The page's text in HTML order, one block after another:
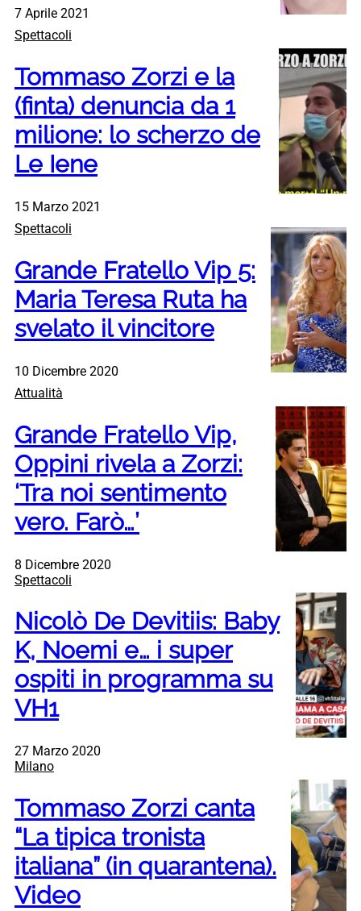
7 Aprile 2021
Spettacoli
Tommaso Zorzi e la
(finta) denuncia da 1
milione: lo scherzo de
Le Iene
15 Marzo 2021
Spettacoli
Grande Fratello Vip 5:
Maria Teresa Ruta ha
svelato il vincitore
10 Dicembre 2020
Attualità
Grande Fratello Vip,
Oppini rivela a Zorzi:
‘Tra noi sentimento
vero. Farò…’
8 Dicembre 2020
Spettacoli
Nicolò De Devitiis: Baby
K, Noemi e… i super
ospiti in programma su
VH1
27 Marzo 2020
Milano
Tommaso Zorzi canta
“La tipica tronista
italiana” (in quarantena).
Video